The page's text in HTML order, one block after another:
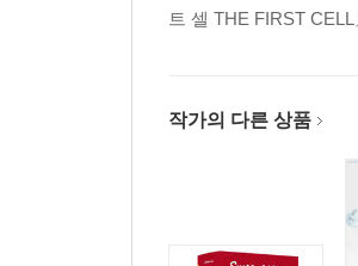
트 셀 THE FIRST
작가의 다른 상품